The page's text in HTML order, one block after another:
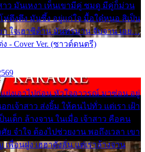
าว มันเหงา เห็นเขามีคู่ ซมดู มีคู่ก็ม่วน
ห่ตึงตึง มันซึ้ง อยู่แก่ใจ มื้อใด๋หนอ สิเป็น
า ใจเฮาซิด้าน มันทรมาน จับจาน เอย…
- Cover Ver. (ซาวด์ดนตรี)
ย่งเอาไปก่อน หัวใจอาวรณ์ มาซ่อน อยู่
กเจ้าสาว ส่งยิ้ม ให้คนไปทั่ว แต่เรา เฝ้า
นเด็ก ล้างจาน ในเมื่อ เจ้าสาว คือคน
ย จำใจ ต้องไปช่วยงาน พอถึงเวลา เขา
พื่อนฝูง เฮฮาดังลั่น แต่เราล้างจาน